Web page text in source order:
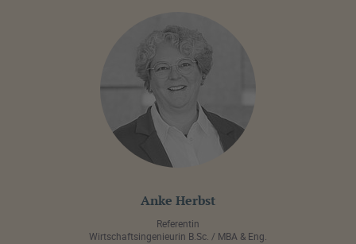
Anke Herbst
Referentin
Wirtschaftsingenieurin B.Sc. / MBA & Eng.